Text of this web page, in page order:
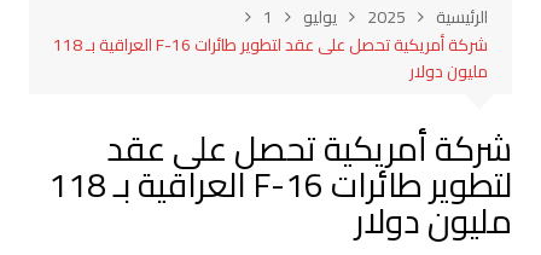
الرئيسية 2025 يوليو
1
شركة أمريكية تحصل على عقد لتطوير طائرات F-16 العراقية بـ 118
مليون دولار
شركة أمريكية تحصل على عقد
لتطوير طائرات F-16 العراقية بـ 118
مليون دولار